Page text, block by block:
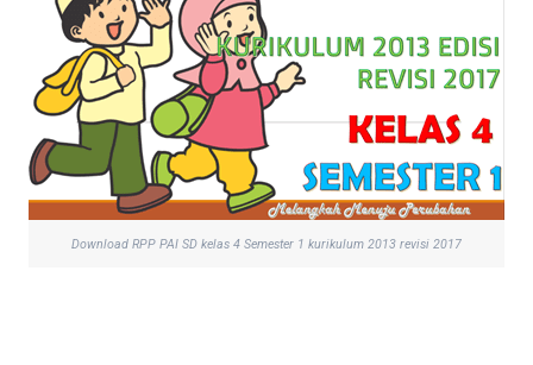
Download RPP PAI SD kelas 4 Semester 1 kurikulum 2013 revisi 2017